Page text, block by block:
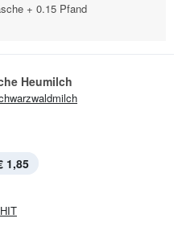
+ 0.15 Pfand
Heumilch
1,85
HIT